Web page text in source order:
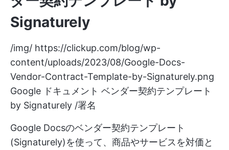
Signaturely
/img/ https://clickup.com/blog/wp-
content/uploads/2023/08/Google-Docs-
Vendor-Contract-Template-by-Signaturely.png
Google ドキュメント ベンダー契約テンプレート
by Signaturely /署名
Google Docsのベンダー契約テンプレート
(Signaturely)を使って、商品やサービスを対価と